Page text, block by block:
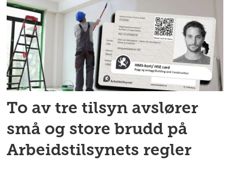
To av tre tilsyn avslører
små og store brudd på
Arbeidstilsynets regler